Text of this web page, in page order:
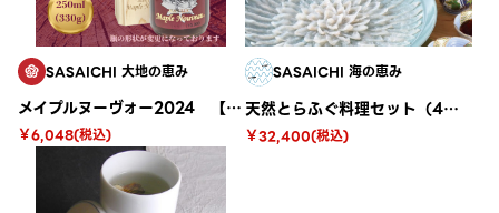
SASAICHI 大地の恵み
メイプルヌーヴォー2024 【木箱入り】
￥6,048(税込)
SASAICHI 海の恵み
天然とらふぐ料理セット（4〜5人前） H-301
￥32,400(税込)